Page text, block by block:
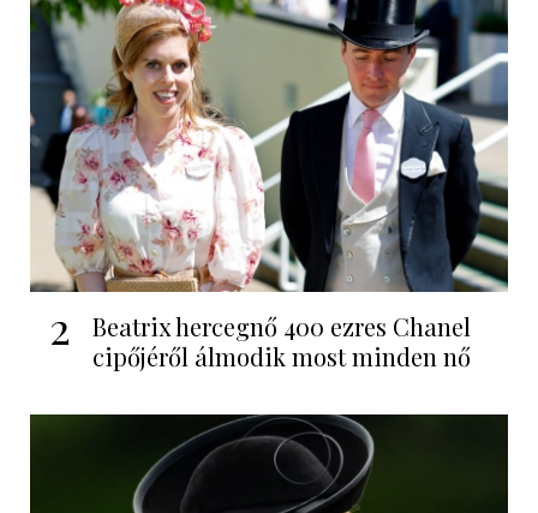
2
Beatrix hercegnő 400 ezres Chanel
cipőjéről álmodik most minden nő